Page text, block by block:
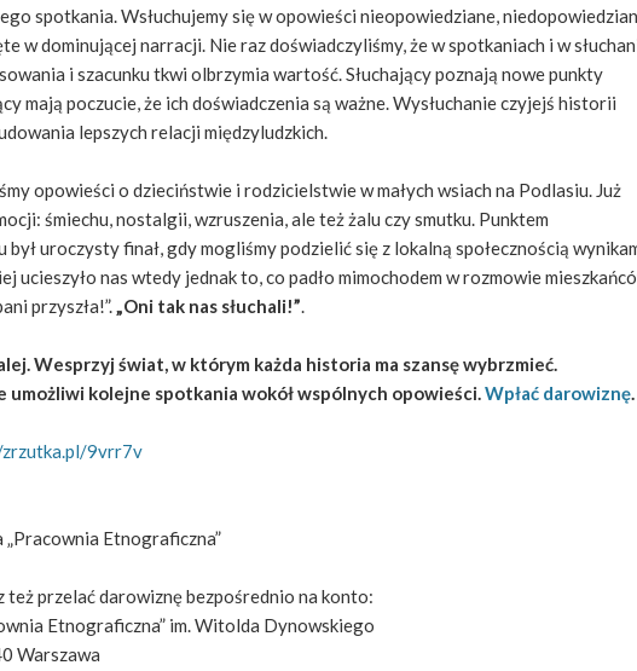
spotkania. Wsłuchujemy się w opowieści nieopowiedziane,
w dominującej narracji. Nie raz doświadczyliśmy, że w spotkaniach i w
i szacunku tkwi olbrzymia wartość. Słuchający poznają nowe punkty
mają poczucie, że ich doświadczenia są ważne. Wysłuchanie czyjejś historii
lepszych relacji międzyludzkich.
opowieści o dzieciństwie i rodzicielstwie w małych wsiach na Podlasiu. Już
śmiechu, nostalgii, wzruszenia, ale też żalu czy smutku. Punktem
uroczysty finał, gdy mogliśmy podzielić się z lokalną społecznością
ucieszyło nas wtedy jednak to, co padło mimochodem w rozmowie
przyszła!”.„Oni tak nas słuchali!”.
Wesprzyj świat, w którym każda historia ma szansę wybrzmieć.
umożliwi kolejne spotkania wokół wspólnych opowieści.Wpłać darowiznę.
9vrr7v
„Pracownia Etnograficzna”
też przelać darowiznę bezpośrednio na konto:
Etnograficzna” im. Witolda Dynowskiego
Warszawa